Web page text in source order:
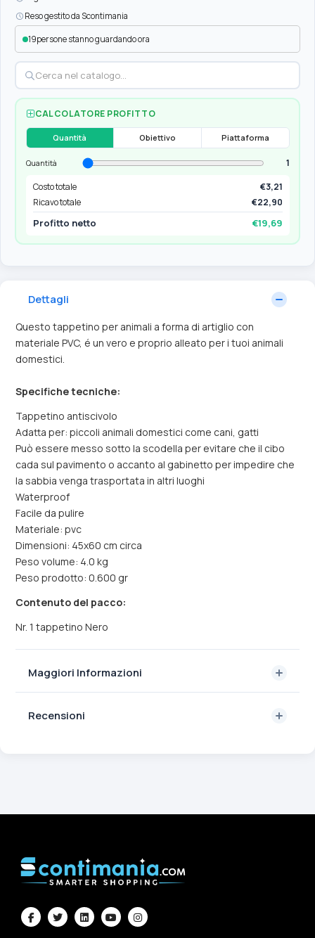
Reso gestito da Scontimania
19persone stanno guardando ora
CALCOLATORE PROFITTO
Quantità Obiettivo Piattaforma
Quantità
1
Costo totale
€3,21
Ricavo totale
€22,90
Profitto netto €19,69
Dettagli
Questo tappetino per animali a forma di artiglio con
materiale PVC, é un vero e proprio alleato per i tuoi animali
domestici.
Specifiche tecniche:
Tappetino antiscivolo
Adatta per: piccoli animali domestici come cani, gatti
Può essere messo sotto la scodella per evitare che il cibo
cada sul pavimento o accanto al gabinetto per impedire che
la sabbia venga trasportata in altri luoghi
Waterproof
Facile da pulire
Materiale: pvc
Dimensioni: 45x60 cm circa
Peso volume: 4.0 kg
Peso prodotto: 0.600 gr
Contenuto del pacco:
Nr. 1 tappetino Nero
Maggiori Informazioni
Recensioni